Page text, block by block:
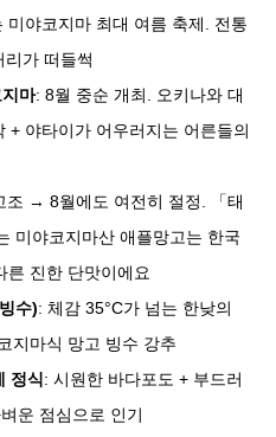
야코지마 최대 여름 축제. 전통
리가 떠들썩
마: 8월 중순 개최. 오키나와 대
+ 야타이가 어우러지는 어른들의
조 → 8월에도 여전히 절정. 「태
미야코지마산 애플망고는 한국
른 진한 단맛이에요
수): 체감 35°C가 넘는 한낮의
지마식 망고 빙수 강추
정식: 시원한 바다포도 + 부드러
운 점심으로 인기